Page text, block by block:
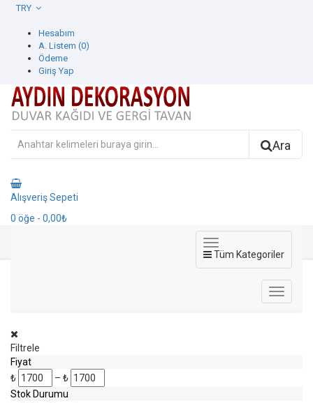
Hesabım
A. Listem (0)
Ödeme
Giriş Yap
Ara
Alışveriş Sepeti
0 öğe - 0,00₺
Tüm Kategoriler
Filtrele
Fiyat
₺
– ₺
Stok Durumu